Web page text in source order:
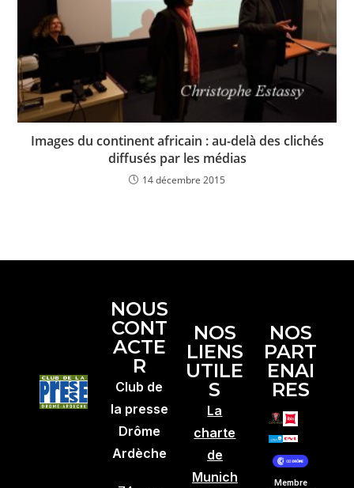
Images du continent africain : au-delà des clichés
diffusés par les médias
14 décembre 2015
NOUS
CONT
ACTE
R
Club de
la presse
Drôme
Ardèche
NOS
LIENS
UTILE
S
La
charte
de
Munich
NOS
PART
ENAI
RES
Membre